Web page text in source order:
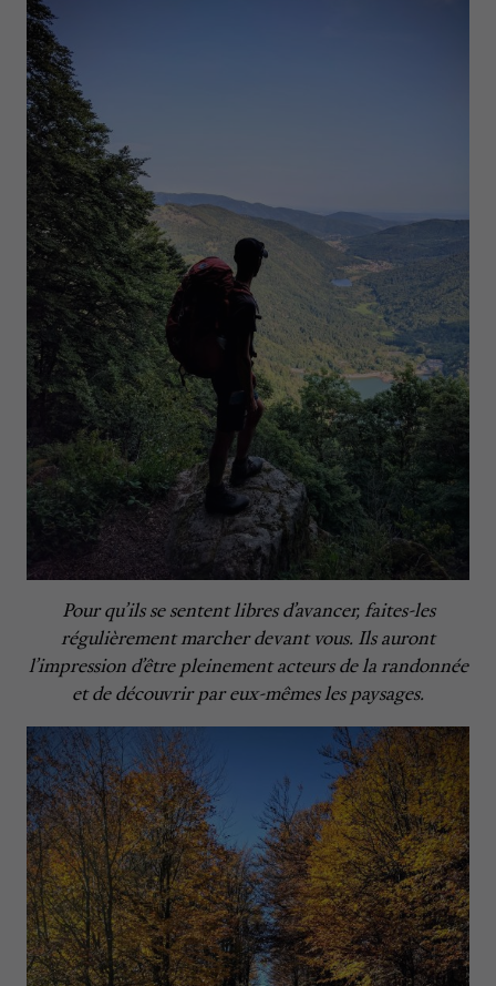
Pour qu’ils se sentent libres d’avancer, faites-les
régulièrement marcher devant vous. Ils auront
l’impression d’être pleinement acteurs de la randonnée
et de découvrir par eux-mêmes les paysages.